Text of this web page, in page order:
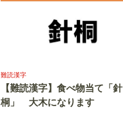
難読漢字
【難読漢字】食べ物当て「針
桐」 大木になります